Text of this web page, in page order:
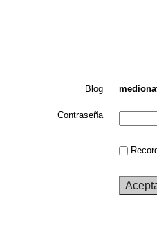
Blog
Contraseña